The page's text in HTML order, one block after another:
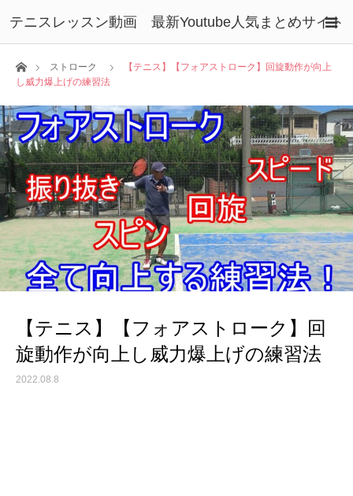
テニスレッスン動画 最新Youtube人気まとめサイト
ホームストローク
【テニス】【フォアストローク】回旋動作が向上
し威力爆上げの練習法
【テニス】【フォアストローク】回
旋動作が向上し威力爆上げの練習法
2022.08.8